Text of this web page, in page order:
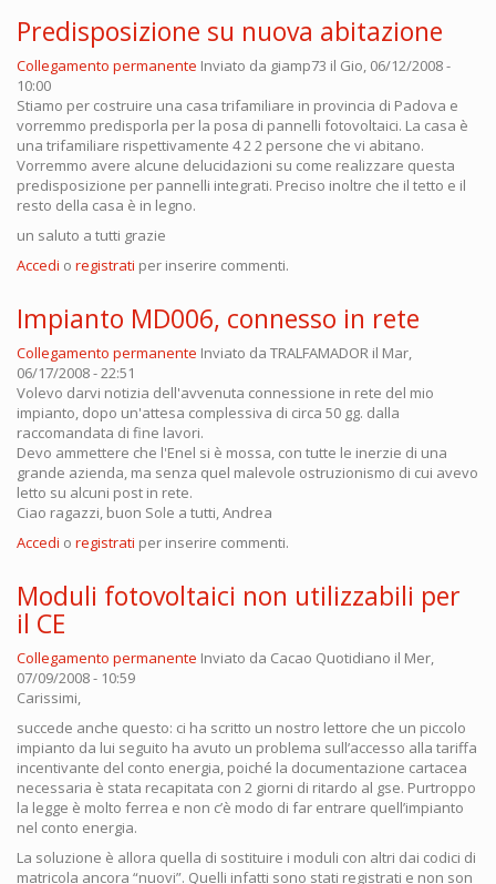
Predisposizione su nuova abitazione
Collegamento permanente Inviato da giamp73 il Gio, 06/12/2008 -
10:00
Stiamo per costruire una casa trifamiliare in provincia di Padova e
vorremmo predisporla per la posa di pannelli fotovoltaici. La casa è
una trifamiliare rispettivamente 4 2 2 persone che vi abitano.
Vorremmo avere alcune delucidazioni su come realizzare questa
predisposizione per pannelli integrati. Preciso inoltre che il tetto e il
resto della casa è in legno.
un saluto a tutti grazie
Accedi o registrati per inserire commenti.
Impianto MD006, connesso in rete
Collegamento permanente Inviato da TRALFAMADOR il Mar,
06/17/2008 - 22:51
Volevo darvi notizia dell'avvenuta connessione in rete del mio
impianto, dopo un'attesa complessiva di circa 50 gg. dalla
raccomandata di fine lavori.
Devo ammettere che l'Enel si è mossa, con tutte le inerzie di una
grande azienda, ma senza quel malevole ostruzionismo di cui avevo
letto su alcuni post in rete.
Ciao ragazzi, buon Sole a tutti, Andrea
Accedi o registrati per inserire commenti.
Moduli fotovoltaici non utilizzabili per
il CE
Collegamento permanente Inviato da Cacao Quotidiano il Mer,
07/09/2008 - 10:59
Carissimi,
succede anche questo: ci ha scritto un nostro lettore che un piccolo
impianto da lui seguito ha avuto un problema sull’accesso alla tariffa
incentivante del conto energia, poiché la documentazione cartacea
necessaria è stata recapitata con 2 giorni di ritardo al gse. Purtroppo
la legge è molto ferrea e non c’è modo di far entrare quell’impianto
nel conto energia.
La soluzione è allora quella di sostituire i moduli con altri dai codici di
matricola ancora “nuovi”. Quelli infatti sono stati registrati e non son